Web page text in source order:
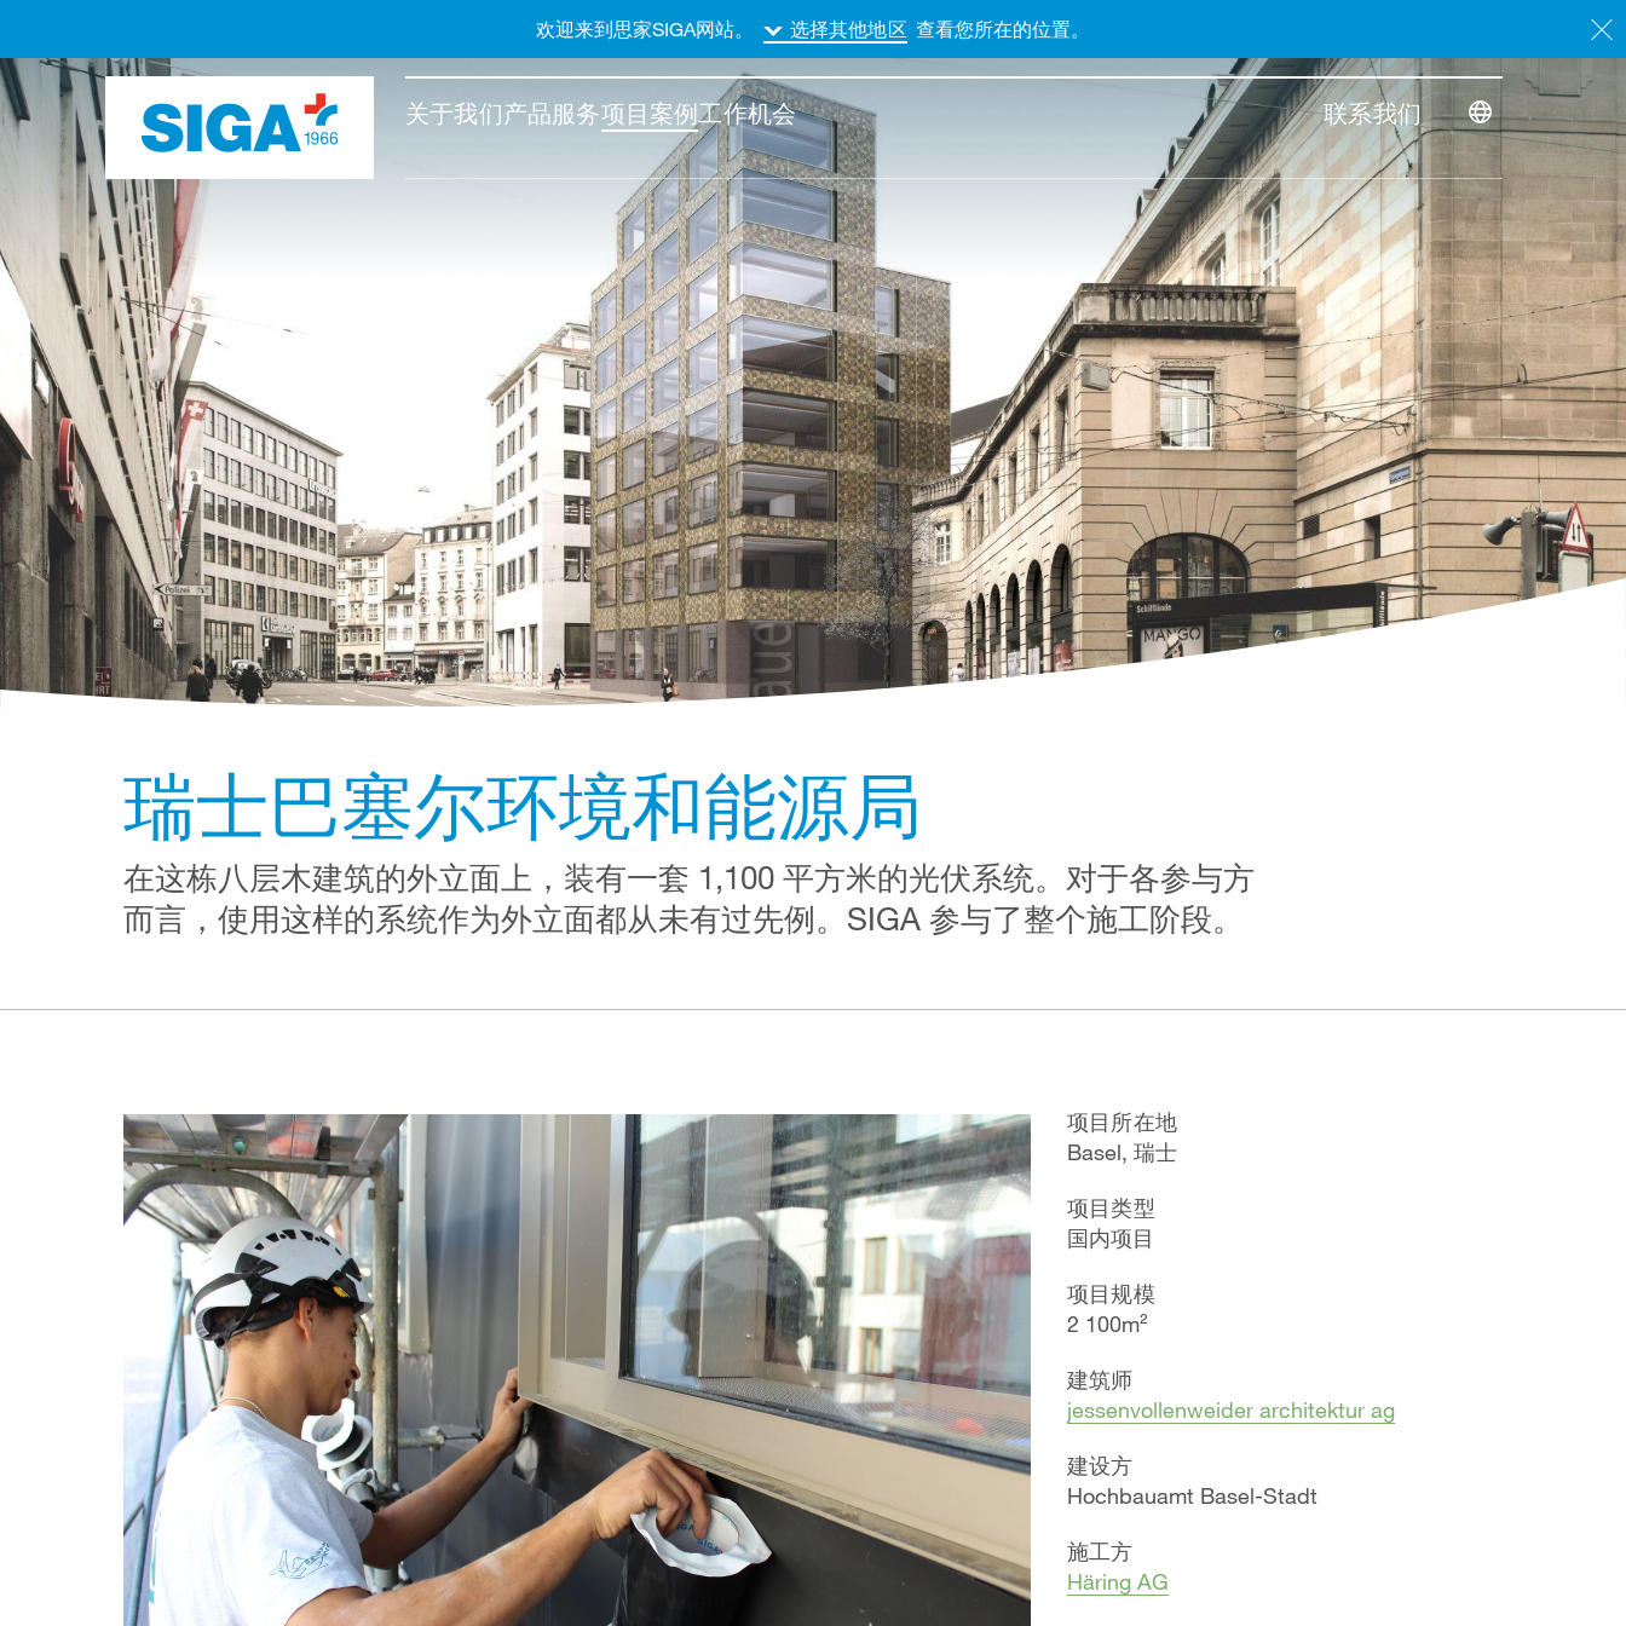
关于我们产品服务项目案例工作机会 联系我们
Toggle
瑞士巴塞尔环境和能源局
在这栋八层木建筑的外立面上，装有一套 1,100 平方米的光伏系统。对于各参与方
而言，使用这样的系统作为外立面都从未有过先例。SIGA 参与了整个施工阶段。
项目所在地
Basel, 瑞士
项目类型
国内项目
项目规模
2 100m²
建筑师
jessenvollenweider architektur ag
建设方
Hochbauamt Basel-Stadt
施工方
Häring AG
欢迎来到思家SIGA网站。 选择其他地区 查看您所在的位置。